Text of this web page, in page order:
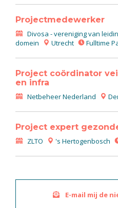
Projectmedewerker
Divosa - vereniging van
domein
Utrecht Fulltime
Project coördinator
en infra
Netbeheer Nederland
Project expert
ZLTO 's Hertogenbosch
E-mail mij de